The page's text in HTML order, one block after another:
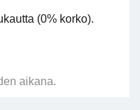
(0% korko).
aikana.